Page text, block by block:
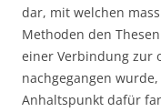
dar, mit welchen
Methoden den
einer Verbindung zur
nachgegangen
Anhaltspunkt dafür